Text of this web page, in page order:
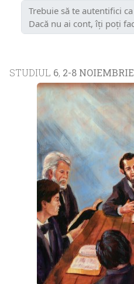
STUDIUL 6, 2-8 NOIEMBRIE